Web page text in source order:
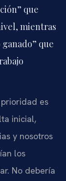
que
mientras
que
prioridad es
inicial,
y nosotros
los
No debería